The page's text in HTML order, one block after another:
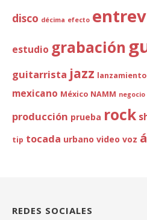
disco décima efecto
estudio grabación
guitarrista jazz lanzamiento
mexicano México NAMM negocio
producción prueba rock
tip tocada urbano video voz
REDES SOCIALES